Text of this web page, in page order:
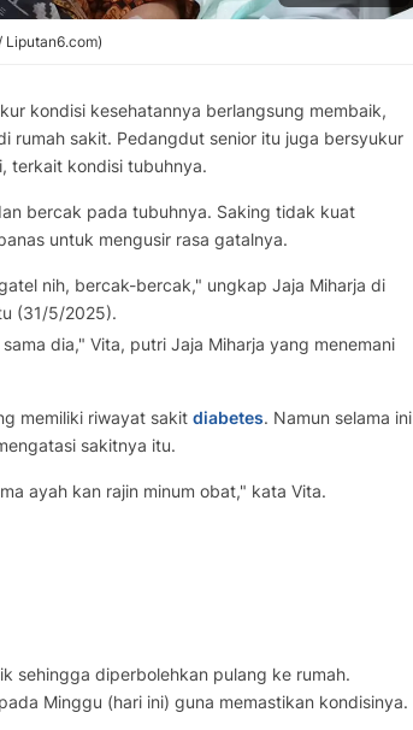
Liputan6.com)
kondisi kesehatannya berlangsung membaik,
rumah sakit. Pedangdut senior itu juga bersyukur
terkait kondisi tubuhnya.
bercak pada tubuhnya. Saking tidak kuat
untuk mengusir rasa gatalnya.
nih, bercak-bercak," ungkap Jaja Miharja di
(31/5/2025).
dia," Vita, putri Jaja Miharja yang menemani
memiliki riwayat sakit diabetes. Namun selama ini
sakitnya itu.
ayah kan rajin minum obat," kata Vita.
sehingga diperbolehkan pulang ke rumah.
Minggu (hari ini) guna memastikan kondisinya.